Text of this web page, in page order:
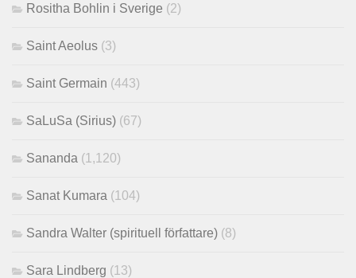
Rositha Bohlin i Sverige (2)
Saint Aeolus (3)
Saint Germain (443)
SaLuSa (Sirius) (67)
Sananda (1,120)
Sanat Kumara (104)
Sandra Walter (spirituell författare) (8)
Sara Lindberg (13)